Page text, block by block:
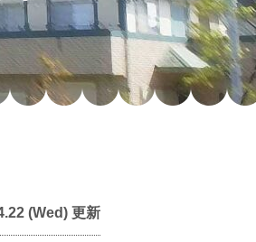
(Wed) 更新